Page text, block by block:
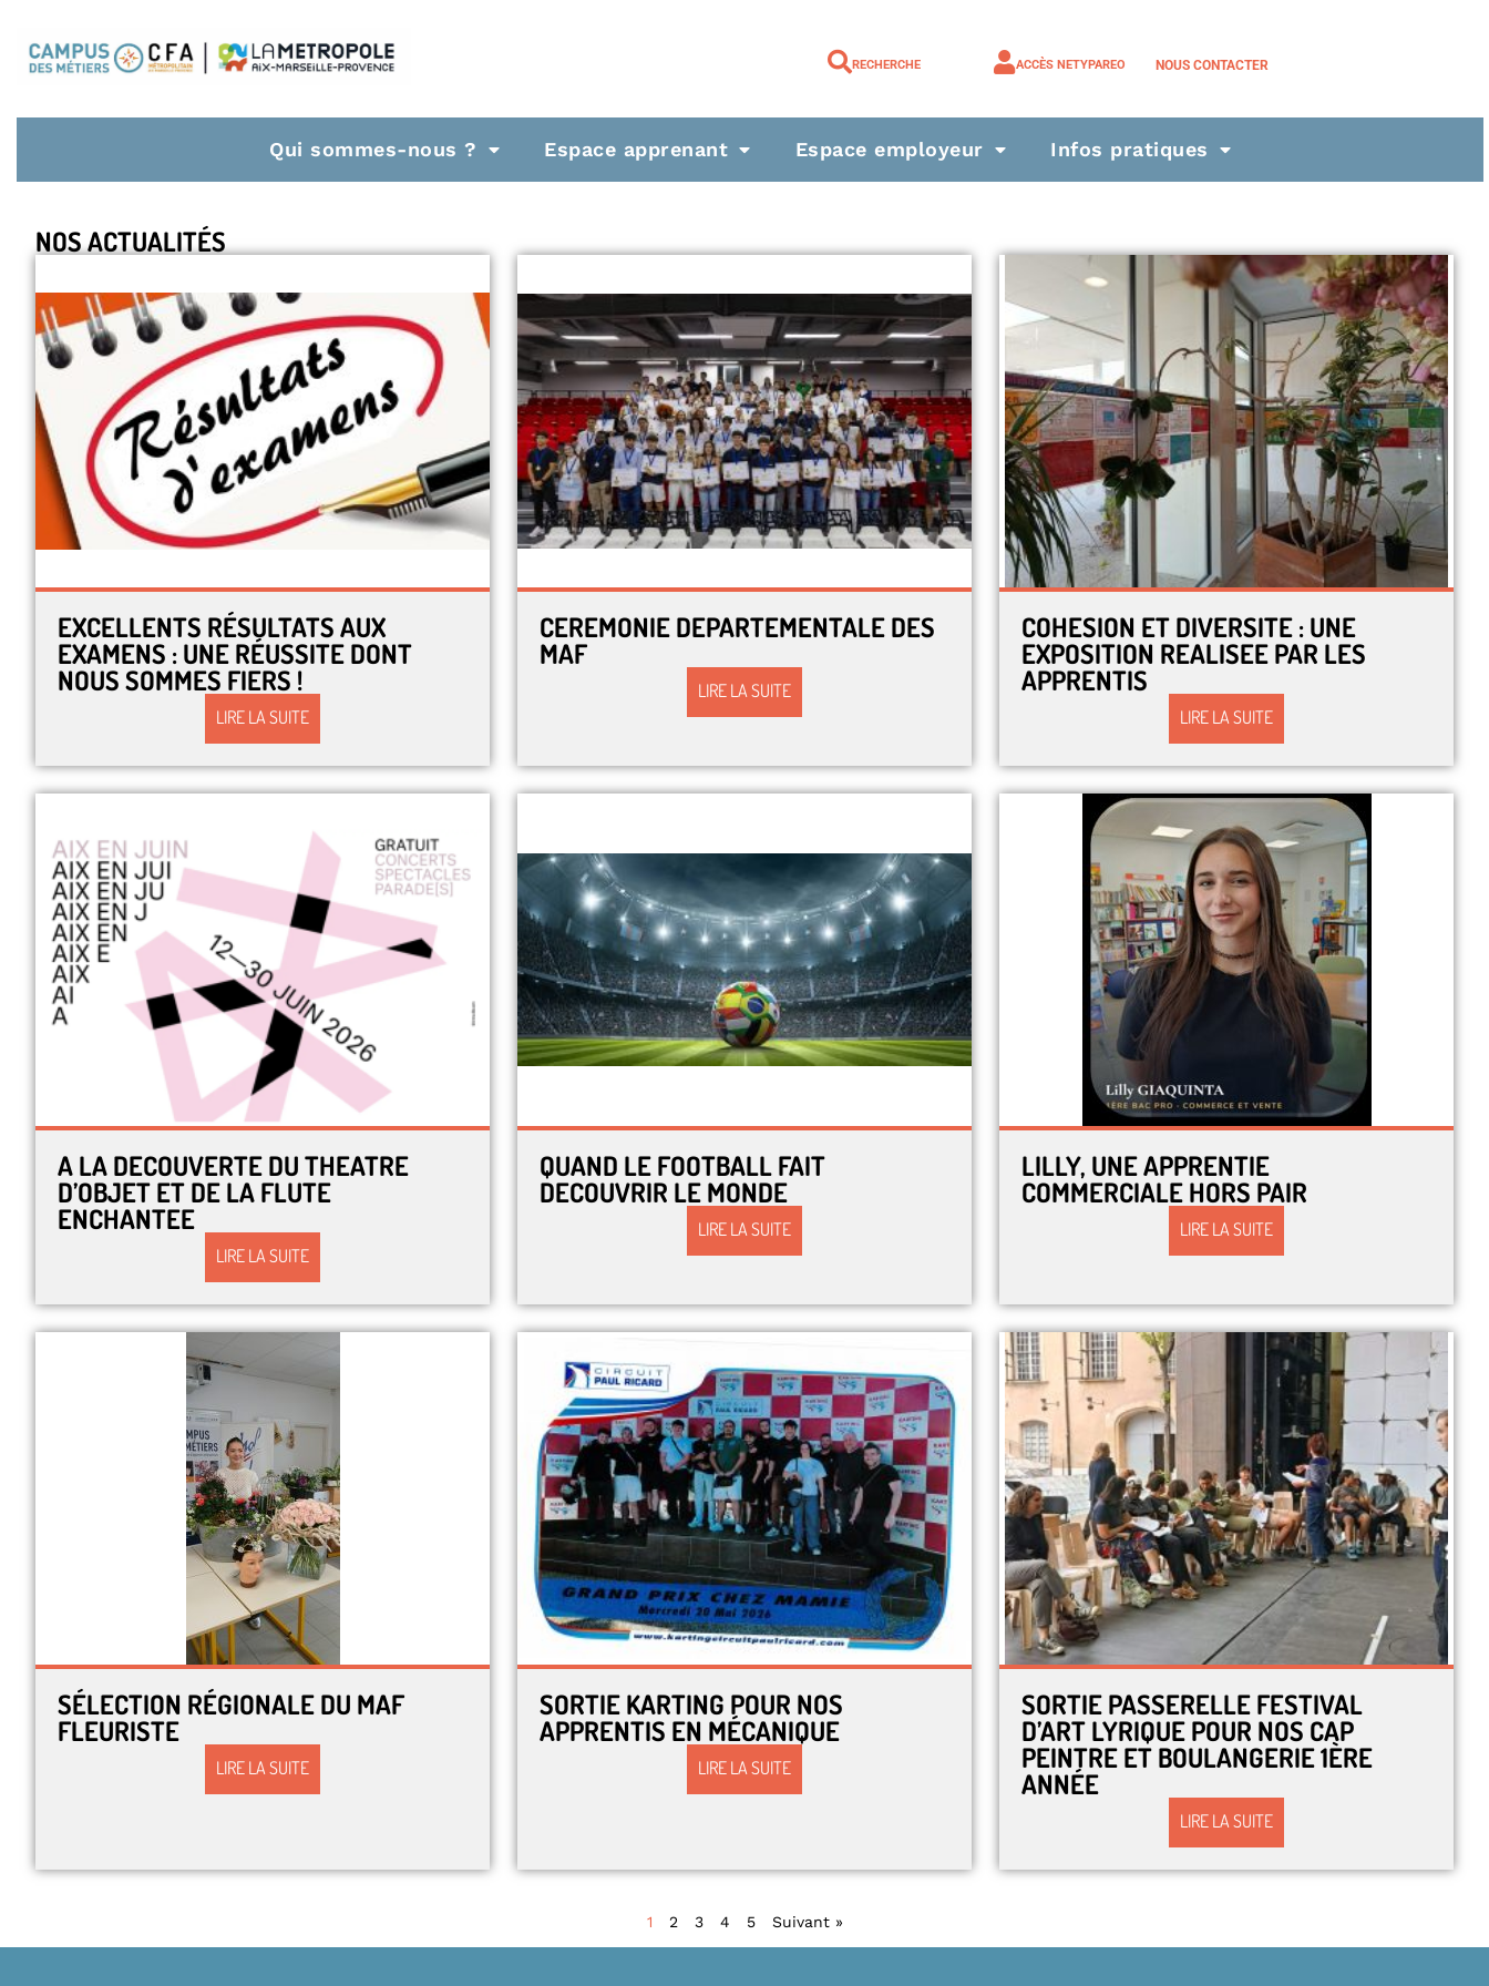
RECHERCHE ACCÈS NETYPAREO NOUS CONTACTER
Qui sommes-nous ? Espace apprenant Espace employeur Infos pratiques
NOS ACTUALITÉS
EXCELLENTS RÉSULTATS AUX
EXAMENS : UNE RÉUSSITE DONT
NOUS SOMMES FIERS !
LIRE LA SUITE
CEREMONIE DEPARTEMENTALE DES
MAF
LIRE LA SUITE
COHESION ET DIVERSITE : UNE
EXPOSITION REALISEE PAR LES
APPRENTIS
LIRE LA SUITE
A LA DECOUVERTE DU THEATRE
D’OBJET ET DE LA FLUTE
ENCHANTEE
LIRE LA SUITE
QUAND LE FOOTBALL FAIT
DECOUVRIR LE MONDE
LIRE LA SUITE
LILLY, UNE APPRENTIE
COMMERCIALE HORS PAIR
LIRE LA SUITE
SÉLECTION RÉGIONALE DU MAF
FLEURISTE
LIRE LA SUITE
SORTIE KARTING POUR NOS
APPRENTIS EN MÉCANIQUE
LIRE LA SUITE
SORTIE PASSERELLE FESTIVAL
D’ART LYRIQUE POUR NOS CAP
PEINTRE ET BOULANGERIE 1ÈRE
ANNÉE
LIRE LA SUITE
1 2 3 4 5 Suivant »